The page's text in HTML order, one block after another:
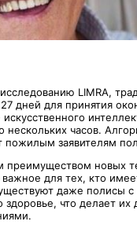
LIMRA,
дней для принятия
искусственного
нескольких часов.
пожилым заявителям
преимуществом новых
для тех, кто
даже полисы
здоровье, что делает